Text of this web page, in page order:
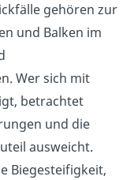
gehören zur
und Balken im
Wer sich mit
betrachtet
und die
ausweicht.
Biegesteifigkeit,